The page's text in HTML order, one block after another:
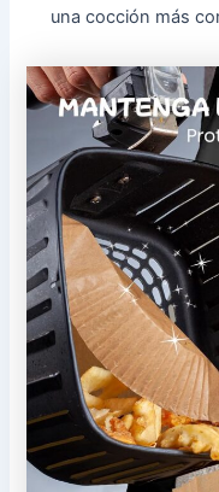
una cocción más